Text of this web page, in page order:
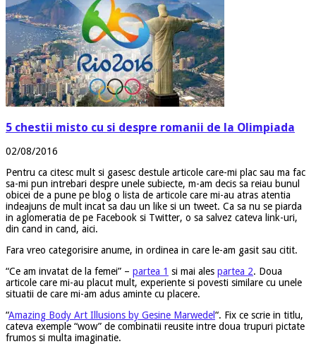
5 chestii misto cu si despre romanii de la Olimpiada
02/08/2016
Pentru ca citesc mult si gasesc destule articole care-mi plac sau ma fac
sa-mi pun intrebari despre unele subiecte, m-am decis sa reiau bunul
obicei de a pune pe blog o lista de articole care mi-au atras atentia
indeajuns de mult incat sa dau un like si un tweet. Ca sa nu se piarda
in aglomeratia de pe Facebook si Twitter, o sa salvez cateva link-uri,
din cand in cand, aici.
Fara vreo categorisire anume, in ordinea in care le-am gasit sau citit.
“Ce am invatat de la femei” – partea 1 si mai ales partea 2. Doua
articole care mi-au placut mult, experiente si povesti similare cu unele
situatii de care mi-am adus aminte cu placere.
“Amazing Body Art Illusions by Gesine Marwedel“. Fix ce scrie in titlu,
cateva exemple “wow” de combinatii reusite intre doua trupuri pictate
frumos si multa imaginatie.